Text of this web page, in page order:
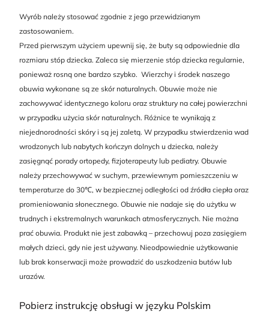
Wyrób należy stosować zgodnie z jego przewidzianym
zastosowaniem.
Przed pierwszym użyciem upewnij się, że buty są odpowiednie dla
rozmiaru stóp dziecka. Zaleca się mierzenie stóp dziecka regularnie,
ponieważ rosną one bardzo szybko. Wierzchy i środek naszego
obuwia wykonane są ze skór naturalnych. Obuwie może nie
zachowywać identycznego koloru oraz struktury na całej powierzchni
w przypadku użycia skór naturalnych. Różnice te wynikają z
niejednorodności skóry i są jej zaletą. W przypadku stwierdzenia wad
wrodzonych lub nabytych kończyn dolnych u dziecka, należy
zasięgnąć porady ortopedy, fizjoterapeuty lub pediatry. Obuwie
należy przechowywać w suchym, przewiewnym pomieszczeniu w
temperaturze do 30℃, w bezpiecznej odległości od źródła ciepła oraz
promieniowania słonecznego. Obuwie nie nadaje się do użytku w
trudnych i ekstremalnych warunkach atmosferycznych. Nie można
prać obuwia. Produkt nie jest zabawką – przechowuj poza zasięgiem
małych dzieci, gdy nie jest używany. Nieodpowiednie użytkowanie
lub brak konserwacji może prowadzić do uszkodzenia butów lub
urazów.
Pobierz instrukcję obsługi w języku Polskim